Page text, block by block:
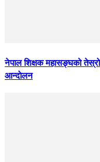
नेपाल शिक्षक महासङ्घको तेस्रो
आन्दाेलन